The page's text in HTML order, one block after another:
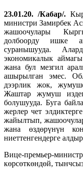
23.01.20. /Кабар/.
министри Замирбек
жашоочулары
долбоорду ишке
суранышууда.
экономикалык
жана бул мезгил
ашырылган эмес.
дээрлик жок,
Жаштар жумуш
болушууда. Буга
жерлер чет
жайылтып,
жана өздөрүнүн
ниеттенгендерге
Вице-премьер-
көрсөткөндөй,